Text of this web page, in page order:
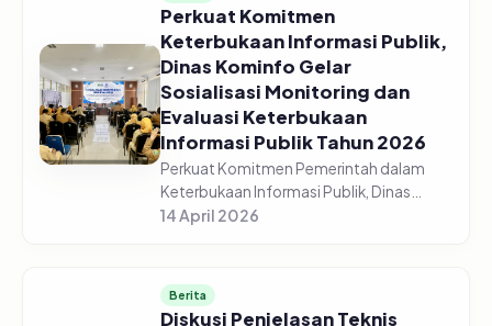
Perkuat Komitmen
Keterbukaan Informasi Publik,
Dinas Kominfo Gelar
Sosialisasi Monitoring dan
Evaluasi Keterbukaan
Informasi Publik Tahun 2026
Perkuat Komitmen Pemerintah dalam
Keterbukaan Informasi Publik, Dinas
Komunikasi dan Informatika Kabupaten
14 April 2026
Berita
Diskusi Penjelasan Teknis